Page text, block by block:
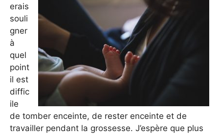
erais
souli
gner
à
quel
point
il est
diffic
ile
de tomber enceinte, de rester enceinte et de
travailler pendant la grossesse. J’espère que plus